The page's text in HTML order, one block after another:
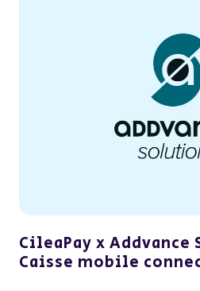
CileaPay x
Caisse mobile